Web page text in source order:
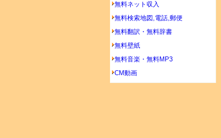
無料ネット収入
無料検索地図,電話,郵便
無料翻訳・無料辞書
無料壁紙
無料音楽・無料MP3
CM動画